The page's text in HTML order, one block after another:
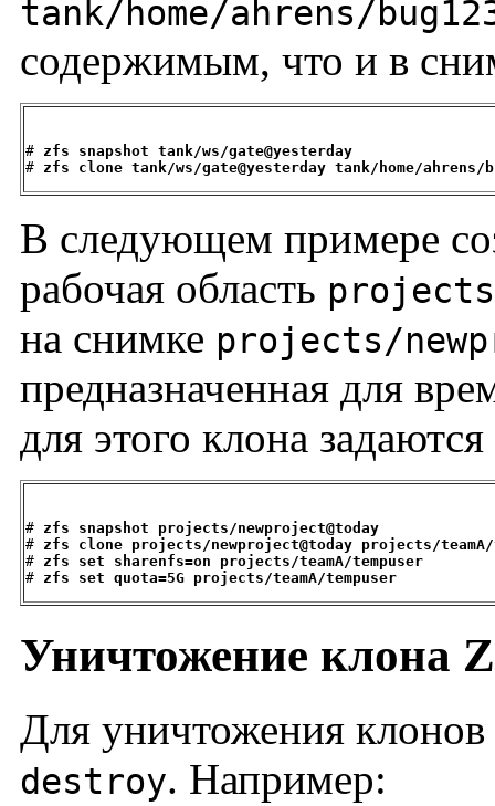
tank/home/ahrens/
содержимым, что и в
# zfs snapshot tank/ws/gate@yesterday
# zfs clone tank/ws/gate@yesterday tank/home/ahrens/
В следующем примере
рабочая область
на снимке projects/
предназначенная для
для этого клона задаются
# zfs snapshot projects/newproject@today
# zfs clone projects/newproject@today projects/teamA/
# zfs set sharenfs=on projects/teamA/tempuser
# zfs set quota=5G projects/teamA/tempuser
Уничтожение клона
Для уничтожения
destroy. Например: